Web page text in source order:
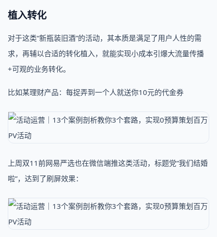
植入转化
对于这类“新瓶装旧酒”的活动，其本质是满足了用户人性的需
求，再辅以合适的转化植入，就能实现小成本引爆大流量传播
+可观的业务转化。
比如某理财产品：每捉弄到一个人就送你10元的代金券
上周双11前网易严选也在微信端推这类活动，标题党“我们结婚
啦”，达到了刷屏效果：